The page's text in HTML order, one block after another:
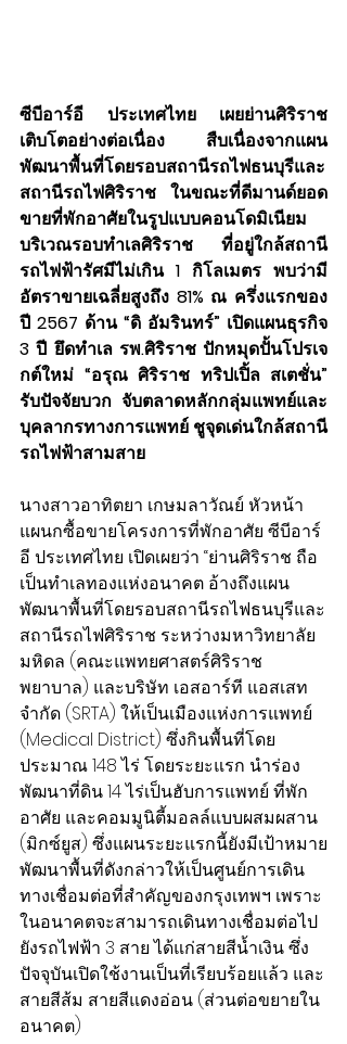
ซีบีอาร์อี ประเทศไทย เผยย่านศิริราช
เติบโตอย่างต่อเนื่อง สืบเนื่องจากแผน
พัฒนาพื้นที่โดยรอบสถานีรถไฟธนบุรีและ
สถานีรถไฟศิริราช ในขณะที่ดีมานด์ยอด
ขายที่พักอาศัยในรูปแบบคอนโดมิเนียม
บริเวณรอบทำเลศิริราช ที่อยู่ใกล้สถานี
รถไฟฟ้ารัศมีไม่เกิน 1 กิโลเมตร พบว่ามี
อัตราขายเฉลี่ยสูงถึง 81% ณ ครึ่งแรกของ
ปี 2567 ด้าน “ดิ อัมรินทร์” เปิดแผนธุรกิจ
3 ปี ยึดทำเล รพ.ศิริราช ปักหมุดปั้นโปรเจ
กต์ใหม่ “อรุณ ศิริราช ทริปเปิ้ล สเตชั่น”
รับปัจจัยบวก จับตลาดหลักกลุ่มแพทย์และ
บุคลากรทางการแพทย์ ชูจุดเด่นใกล้สถานี
รถไฟฟ้าสามสาย
นางสาวอาทิตยา เกษมลาวัณย์ หัวหน้า
แผนกซื้อขายโครงการที่พักอาศัย ซีบีอาร์
อี ประเทศไทย เปิดเผยว่า “ย่านศิริราช ถือ
เป็นทำเลทองแห่งอนาคต อ้างถึงแผน
พัฒนาพื้นที่โดยรอบสถานีรถไฟธนบุรีและ
สถานีรถไฟศิริราช ระหว่างมหาวิทยาลัย
มหิดล (คณะแพทยศาสตร์ศิริราช
พยาบาล) และบริษัท เอสอาร์ที แอสเสท
จำกัด (SRTA) ให้เป็นเมืองแห่งการแพทย์
(Medical District) ซึ่งกินพื้นที่โดย
ประมาณ 148 ไร่ โดยระยะแรก นำร่อง
พัฒนาที่ดิน 14 ไร่เป็นฮับการแพทย์ ที่พัก
อาศัย และคอมมูนิตี้มอลล์แบบผสมผสาน
(มิกซ์ยูส) ซึ่งแผนระยะแรกนี้ยังมีเป้าหมาย
พัฒนาพื้นที่ดังกล่าวให้เป็นศูนย์การเดิน
ทางเชื่อมต่อที่สำคัญของกรุงเทพฯ เพราะ
ในอนาคตจะสามารถเดินทางเชื่อมต่อไป
ยังรถไฟฟ้า 3 สาย ได้แก่สายสีน้ำเงิน ซึ่ง
ปัจจุบันเปิดใช้งานเป็นที่เรียบร้อยแล้ว และ
สายสีส้ม สายสีแดงอ่อน (ส่วนต่อขยายใน
อนาคต)